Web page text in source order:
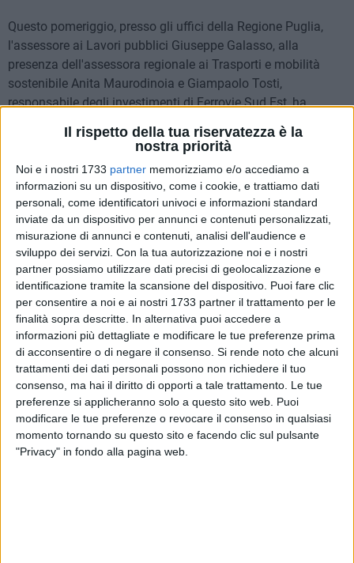
Il rispetto della tua riservatezza è la
nostra priorità
Noi e i nostri 1733 partner memorizziamo e/o accediamo a
informazioni su un dispositivo, come i cookie, e trattiamo dati
personali, come identificatori univoci e informazioni standard
inviate da un dispositivo per annunci e contenuti personalizzati,
misurazione di annunci e contenuti, analisi dell'audience e
sviluppo dei servizi. Con la tua autorizzazione noi e i nostri
partner possiamo utilizzare dati precisi di geolocalizzazione e
identificazione tramite la scansione del dispositivo. Puoi fare clic
per consentire a noi e ai nostri 1733 partner il trattamento per le
finalità sopra descritte. In alternativa puoi accedere a
informazioni più dettagliate e modificare le tue preferenze prima
di acconsentire o di negare il consenso. Si rende noto che alcuni
trattamenti dei dati personali possono non richiedere il tuo
consenso, ma hai il diritto di opporti a tale trattamento. Le tue
preferenze si applicheranno solo a questo sito web. Puoi
modificare le tue preferenze o revocare il consenso in qualsiasi
momento tornando su questo sito e facendo clic sul pulsante
"Privacy" in fondo alla pagina web.
Questo pomeriggio, presso gli uffici della Regione Puglia,
l'assessore ai Lavori pubblici Giuseppe Galasso, alla
presenza dell'assessora regionale ai Trasporti e mobilità
sostenibile Anita Maurodinoia e Giampaolo Tosti,
responsabile degli investimenti di Ferrovie Sud Est, ha
presenza dei passaggi a livello lungo la linea ferroviaria in
corrispondenza dei quartieri Carbonara e Ceglie del Campo,
con l'obiettivo di esaminare possibili soluzioni per realizzare
infrastrutture viarie alternative alle barriere ferroviarie.
Sulla base di un masterplan presentato dal Comune, FSE ha
svolto approfondimenti in merito all'eliminazione dei
passaggi a livello in corrispondenza della stazione FSE di
Carbonara e della omonima via di accesso, che prevede la
realizzazione di un sottopasso carrabile e ciclopedonale che
utilizzi sia un'area ferroviaria contigua alla stazione sia gli
ampi spazi non edificati presenti oltre i binari, fino a
collegarsi attraverso una nuova viabilità con le vie Antonio
Quaranta e Gorizia di Ceglie del Campo in modo da
sostituire l'attraversamento delle strade tramite il
superamento dei passaggi a livello.
Questa soluzione infrastrutturale, per la quale la Regione